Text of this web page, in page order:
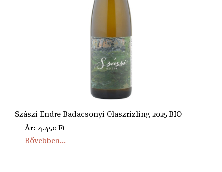
Szászi Endre Badacsonyi Olaszrizling 2025 BIO
Ár: 4.450 Ft
Bővebben...